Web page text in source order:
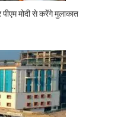
मोदी से करेंगे मुलाकात